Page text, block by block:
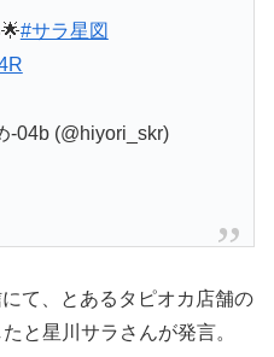
#サラ星図
-04b (@hiyori_skr)
て、とあるタピオカ店舗の
と星川サラさんが発言。